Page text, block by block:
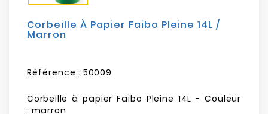
Corbeille À Papier Faibo Pleine 14L /
Marron
Référence : 50009
Corbeille à papier Faibo Pleine 14L - Couleur
: marron